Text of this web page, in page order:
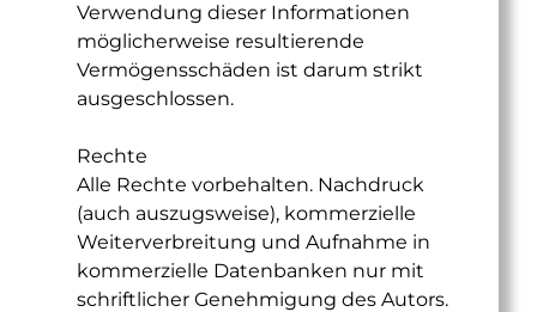
Verwendung dieser Informationen
möglicherweise resultierende
Vermögensschäden ist darum strikt
ausgeschlossen.
Rechte
Alle Rechte vorbehalten. Nachdruck
(auch auszugsweise), kommerzielle
Weiterverbreitung und Aufnahme in
kommerzielle Datenbanken nur mit
schriftlicher Genehmigung des Autors.